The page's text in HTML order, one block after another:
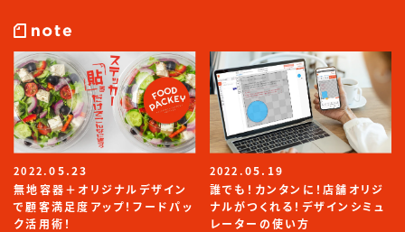
2022.05.23
無地容器＋オリジナルデザイン
で顧客満足度アップ！フードパッ
ク活用術！
2022.05.19
誰でも！カンタンに！店舗オリジ
ナルがつくれる！デザインシミュ
レーターの使い方